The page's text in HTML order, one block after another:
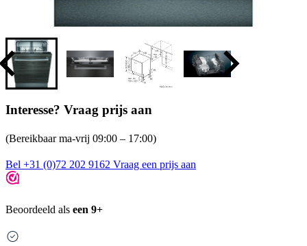
Interesse? Vraag prijs aan
(Bereikbaar ma-vrij 09:00 – 17:00)
Bel +31 (0)72 202 9162 Vraag een prijs aan
Beoordeeld als een 9+